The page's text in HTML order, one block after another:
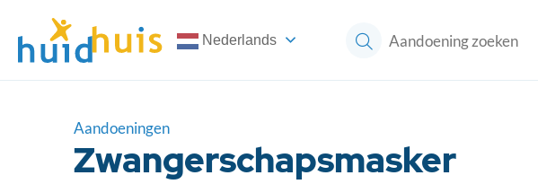
Nederlands
Aandoeningen
Zwangerschapsmasker